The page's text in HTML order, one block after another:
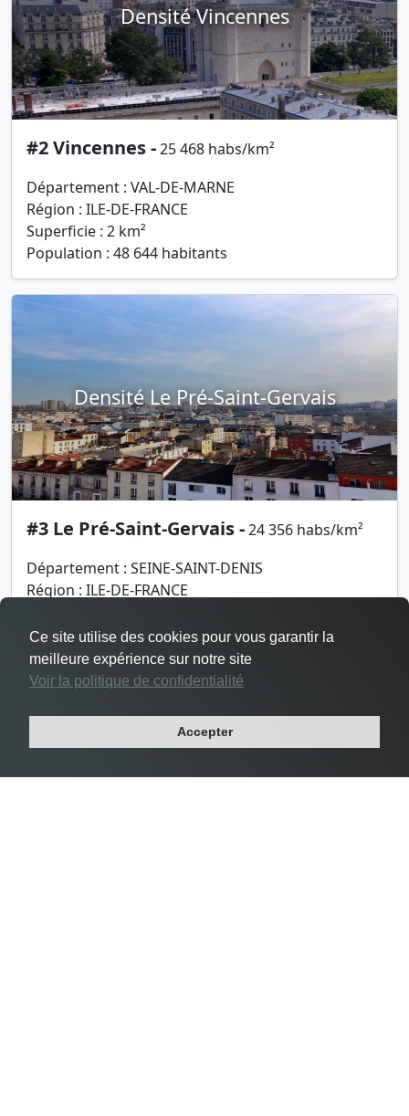
Densité Vincennes
#2 Vincennes -25 468 habs/km²
Département : VAL-DE-MARNE
Région : ILE-DE-FRANCE
Superficie : 2 km²
Population : 48 644 habitants
Densité Le Pré-Saint-Gervais
#3 Le Pré-Saint-Gervais -24 356 habs/km²
Département : SEINE-SAINT-DENIS
Région : ILE-DE-FRANCE
Population : 17 049 habitants
Densité Saint-Mandé
Ce site utilise des cookies pour vous garantir la
meilleure expérience sur notre site
Voir la politique de confidentialité
Accepter